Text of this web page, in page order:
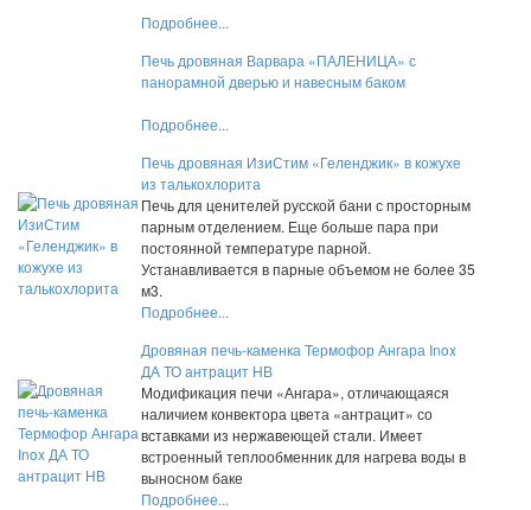
Подробнее...
Печь дровяная Варвара «ПАЛЕНИЦА» с
панорамной дверью и навесным баком
Подробнее...
Печь дровяная ИзиСтим «Геленджик» в кожухе
из талькохлорита
Печь для ценителей русской бани с просторным
парным отделением. Еще больше пара при
постоянной температуре парной.
Устанавливается в парные объемом не более 35
м3.
Подробнее...
Дровяная печь-каменка Термофор Ангара Inox
ДА ТО антрацит НВ
Модификация печи «Ангара», отличающаяся
наличием конвектора цвета «антрацит» со
вставками из нержавеющей стали. Имеет
встроенный теплообменник для нагрева воды в
выносном баке
Подробнее...